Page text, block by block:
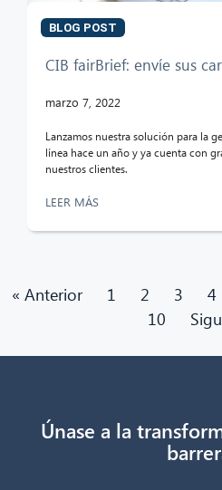
BLOG POST
CIB fairBrief: envíe sus
marzo 7, 2022
Lanzamos nuestra solución para la
línea hace un año y ya cuenta con
nuestros clientes.
LEER MÁS
« Anterior 1 2 3 4
10
Únase a la